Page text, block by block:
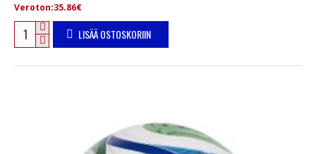
Veroton:35.86€
LISÄÄ OSTOSKORIIN